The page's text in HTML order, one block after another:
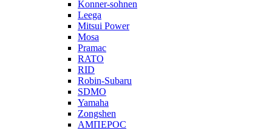
Konner-sohnen
Leega
Mitsui Power
Mosa
Pramac
RATO
RID
Robin-Subaru
SDMO
Yamaha
Zongshen
АМПЕРОС